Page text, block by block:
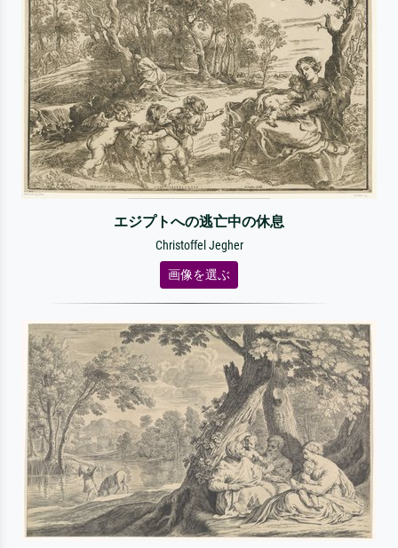
エジプトへの逃亡中の休息
Christoffel Jegher
画像を選ぶ